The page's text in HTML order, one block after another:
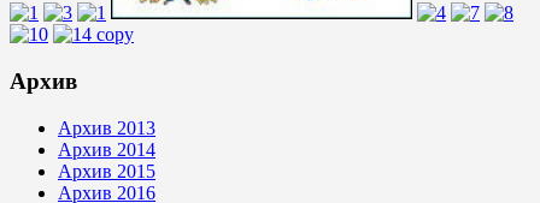
Архив
Архив 2013
Архив 2014
Архив 2015
Архив 2016